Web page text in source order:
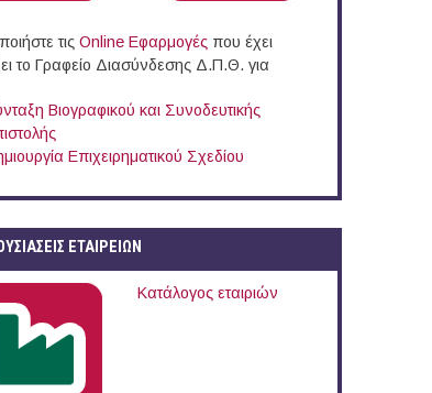
τις Online Eφαρμογές που έχει
το Γραφείο Διασύνδεσης Δ.Π.Θ. για
Βιογραφικού και Συνοδευτικής
Επιχειρηματικού Σχεδίου
ΕΤΑΙΡΕΙΏΝ
Κατάλογος εταιριών